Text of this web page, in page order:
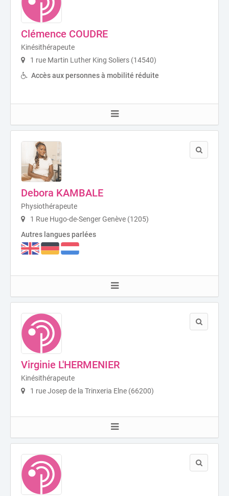
Clémence COUDRE
Kinésithérapeute
1 rue Martin Luther King Soliers (14540)
Accès aux personnes à mobilité réduite
Debora KAMBALE
Physiothérapeute
1 Rue Hugo-de-Senger Genève (1205)
Autres langues parlées
Virginie L'HERMENIER
Kinésithérapeute
1 rue Josep de la Trinxeria Elne (66200)